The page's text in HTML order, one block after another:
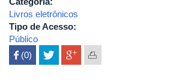
Livros eletrônicos
Tipo de Acesso:
Público
 (0)